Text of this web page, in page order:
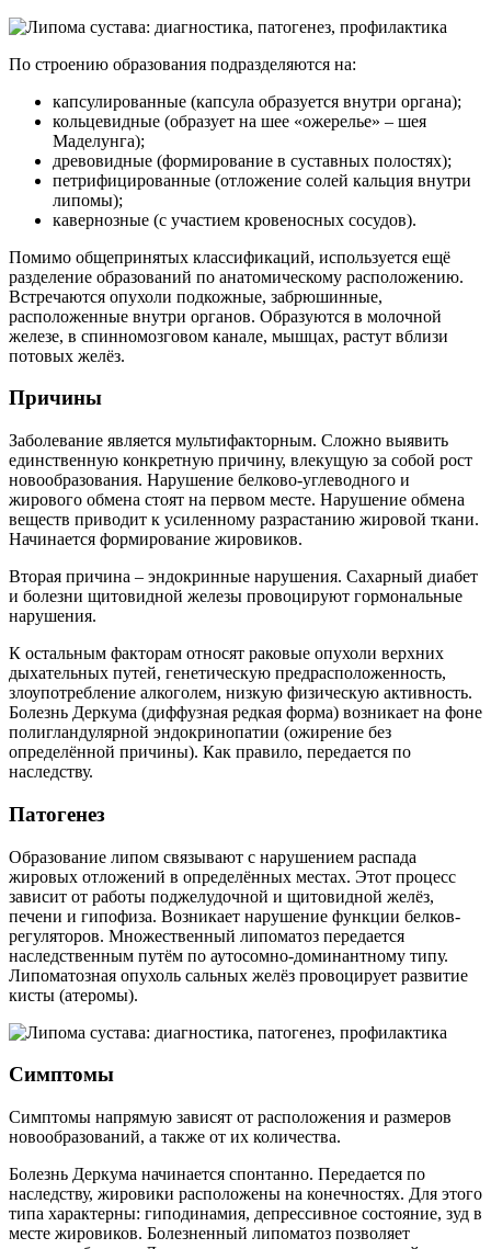
По строению образования подразделяются на:
капсулированные (капсула образуется внутри органа);
кольцевидные (образует на шее «ожерелье» – шея
Маделунга);
древовидные (формирование в суставных полостях);
петрифицированные (отложение солей кальция внутри
липомы);
кавернозные (с участием кровеносных сосудов).
Помимо общепринятых классификаций, используется ещё
разделение образований по анатомическому расположению.
Встречаются опухоли подкожные, забрюшинные,
расположенные внутри органов. Образуются в молочной
железе, в спинномозговом канале, мышцах, растут вблизи
потовых желёз.
Причины
Заболевание является мультифакторным. Сложно выявить
единственную конкретную причину, влекущую за собой рост
новообразования. Нарушение белково-углеводного и
жирового обмена стоят на первом месте. Нарушение обмена
веществ приводит к усиленному разрастанию жировой ткани.
Начинается формирование жировиков.
Вторая причина – эндокринные нарушения. Сахарный диабет
и болезни щитовидной железы провоцируют гормональные
нарушения.
К остальным факторам относят раковые опухоли верхних
дыхательных путей, генетическую предрасположенность,
злоупотребление алкоголем, низкую физическую активность.
Болезнь Деркума (диффузная редкая форма) возникает на фоне
полигландулярной эндокринопатии (ожирение без
определённой причины). Как правило, передается по
наследству.
Патогенез
Образование липом связывают с нарушением распада
жировых отложений в определённых местах. Этот процесс
зависит от работы поджелудочной и щитовидной желёз,
печени и гипофиза. Возникает нарушение функции белков-
регуляторов. Множественный липоматоз передается
наследственным путём по аутосомно-доминантному типу.
Липоматозная опухоль сальных желёз провоцирует развитие
кисты (атеромы).
Симптомы
Симптомы напрямую зависят от расположения и размеров
новообразований, а также от их количества.
Болезнь Деркума начинается спонтанно. Передается по
наследству, жировики расположены на конечностях. Для этого
типа характерны: гиподинамия, депрессивное состояние, зуд в
месте жировиков. Болезненный липоматоз позволяет